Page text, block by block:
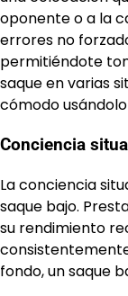
oponente o a la
errores no
permitiéndote
saque en varias
cómodo
Conciencia
La conciencia
saque bajo.
su rendimiento
fondo, un saque